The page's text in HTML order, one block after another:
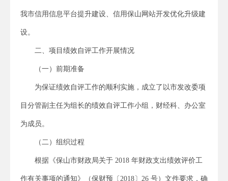
我市信用信息平台提升建设、信用保山网站开发优化升级建
设。
二、项目绩效自评工作开展情况
（一）前期准备
为保证绩效自评工作的顺利实施，成立了以市发改委项
目分管副主任为组长的绩效自评工作小组，财经科、办公室
为成员。
（二）组织过程
根据《保山市财政局关于 2018 年财政支出绩效评价工
作有关事项的通知》（保财预〔2018〕26 号）文件要求，确